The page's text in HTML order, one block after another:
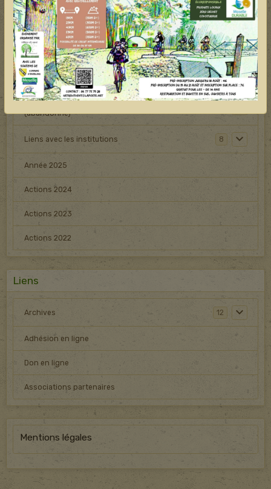
Hêtre kit,matériel à emprunter
Animal en détresse
Bilan des actions
Opposition à un projet éolien détruisant une forêt
(abandonné)
Liens avec les institutions 8
Année 2025
Actions 2024
Actions 2023
Actions 2022
Liens
Archives 12
Adhésion en ligne
Don en ligne
Associations partenaires
Mentions légales